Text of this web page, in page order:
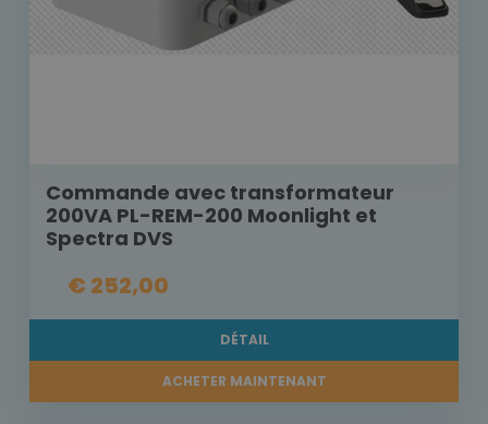
Commande avec transformateur
200VA PL-REM-200 Moonlight et
Spectra DVS
€ 252,00
DÉTAIL
ACHETER MAINTENANT